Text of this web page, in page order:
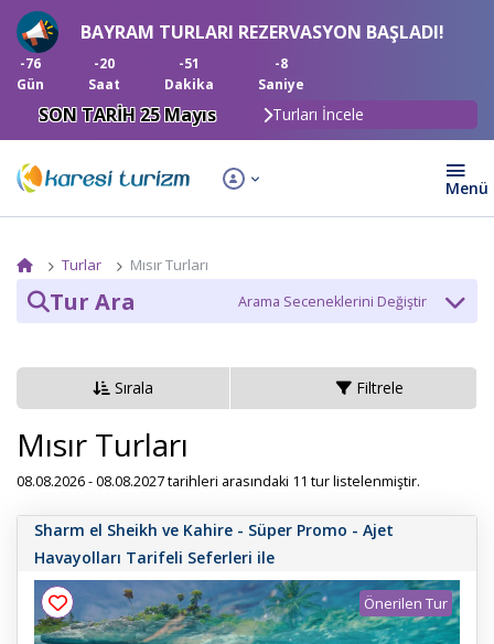
BAYRAM TURLARI REZERVASYON BAŞLADI!
-76
Gün
-20
Saat
-51
Dakika
-9
Saniye
SON TARİH 25 Mayıs Turları İncele
Turlar Mısır Turları
Tur Ara
Tarih
Tur Ara
Sırala Filtrele
Mısır Turları
08.08.2026 - 08.08.2027 tarihleri arasındaki 11 tur listelenmiştir.
Sharm el Sheikh ve Kahire - Süper Promo - Ajet
Havayolları Tarifeli Seferleri ile
Önerilen Tur